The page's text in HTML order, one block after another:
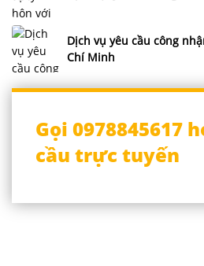
Dịch vụ yêu cầu công
Chí Minh
Gọi 0978845617
cầu trực tuyến